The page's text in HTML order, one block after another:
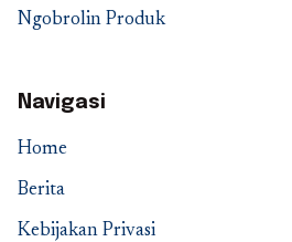
Ngobrolin Produk
Navigasi
Home
Berita
Kebijakan Privasi